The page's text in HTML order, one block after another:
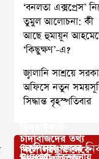
‘বনলতা এক্সপ্রেস’
তুমুল আলোচনা: কী
আছে হুমায়ূন
‘কিছুক্ষণ’-এ?
জ্বালানি সাশ্রয়ে
অফিসে নতুন
সিদ্ধান্ত বৃহস্পতিবার
আপনার জন্য
চাঁদাবাজদের তথ্য
দিলে পুরস্কার দেবে
একদিনের সফরে